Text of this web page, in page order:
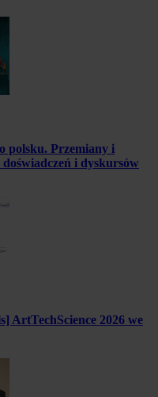
polsku. Przemiany i
i dyskursów
ArtTechScience 2026 we